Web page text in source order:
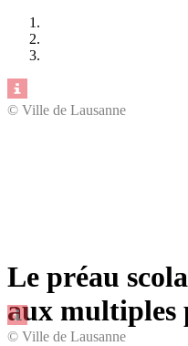
© Ville de Lausanne
© Ville de Lausanne
Le préau
aux multiples